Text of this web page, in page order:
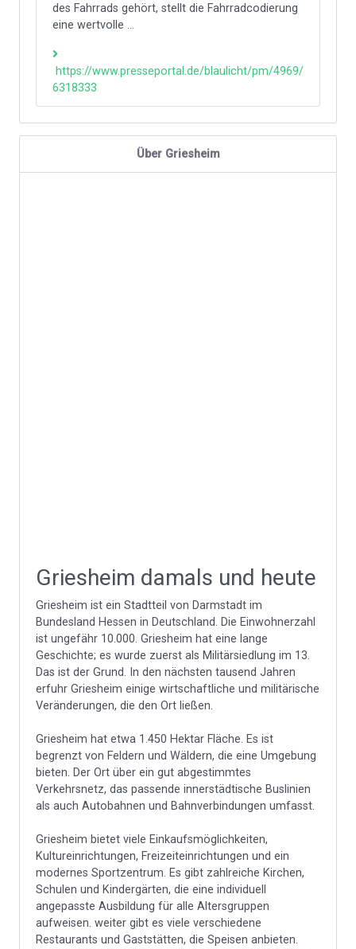
des Fahrrads gehört, stellt die Fahrradcodierung
eine wertvolle ...
https://www.presseportal.de/blaulicht/pm/4969/
6318333
Über Griesheim
Griesheim damals und heute
Griesheim ist ein Stadtteil von Darmstadt im
Bundesland Hessen in Deutschland. Die Einwohnerzahl
ist ungefähr 10.000. Griesheim hat eine lange
Geschichte; es wurde zuerst als Militärsiedlung im 13.
Das ist der Grund. In den nächsten tausend Jahren
erfuhr Griesheim einige wirtschaftliche und militärische
Veränderungen, die den Ort ließen.
Griesheim hat etwa 1.450 Hektar Fläche. Es ist
begrenzt von Feldern und Wäldern, die eine Umgebung
bieten. Der Ort über ein gut abgestimmtes
Verkehrsnetz, das passende innerstädtische Buslinien
als auch Autobahnen und Bahnverbindungen umfasst.
Griesheim bietet viele Einkaufsmöglichkeiten,
Kultureinrichtungen, Freizeiteinrichtungen und ein
modernes Sportzentrum. Es gibt zahlreiche Kirchen,
Schulen und Kindergärten, die eine individuell
angepasste Ausbildung für alle Altersgruppen
aufweisen. weiter gibt es viele verschiedene
Restaurants und Gaststätten, die Speisen anbieten.